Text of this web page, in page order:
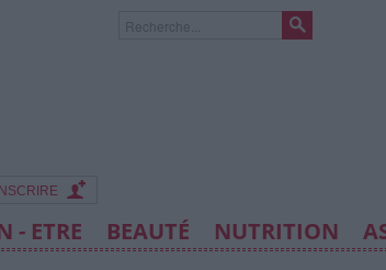
- ETRE BEAUTÉ NUTRITION